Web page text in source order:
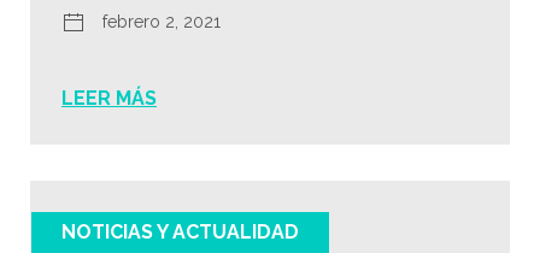
febrero 2, 2021
LEER MÁS
NOTICIAS Y ACTUALIDAD